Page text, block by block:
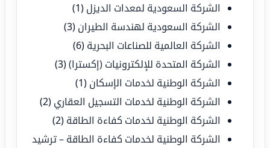
الشركة السعودية لمعدات الديزل (1)
الشركة السعودية لهندسة الطيران (3)
الشركة العالمية للصناعات البحرية (6)
الشركة المتحدة للإلكترونيات (إكسترا)(3)
الشركة الوطنية لخدمات الإسكان (1)
الشركة الوطنية لخدمات التسجيل العقاري (2)
الشركة الوطنية لخدمات كفاءة الطاقة (2)
الشركة الوطنية لخدمات كفاءة الطاقة – ترشيد